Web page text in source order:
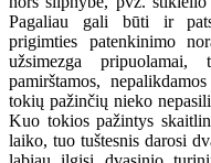
Pagaliau gali būti ir pats
prigimties patenkinimo
užsimezga
pamirštamos,
tokių pažinčių nieko
Kuo tokios pažintys
laiko, tuo tuštesnis darosi